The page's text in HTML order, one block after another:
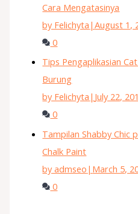
Cara Mengatasinya
by Felichyta |August 1,
0
Tips Pengaplikasian
Burung
by Felichyta | July 22,
0
Tampilan Shabby Chic
Chalk Paint
by admseo | March 5,
0